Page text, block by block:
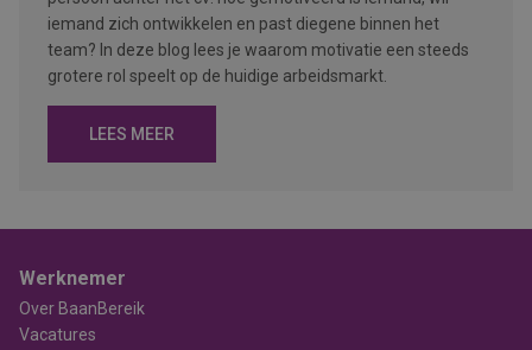
iemand zich ontwikkelen en past diegene binnen het
team? In deze blog lees je waarom motivatie een steeds
grotere rol speelt op de huidige arbeidsmarkt.
LEES MEER
Werknemer
Over BaanBereik
Vacatures